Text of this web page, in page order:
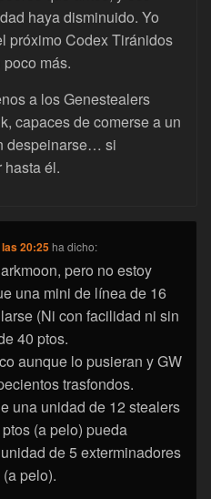
haya disminuido. Yo
próximo Codex Tiránidos
más.
a los Genestealers
capaces de comerse a un
despeinarse… si
él.
20:25 ha dicho:
pero no estoy
una mini de línea de 16
(Ni con facilidad ni sin
40 ptos.
aunque lo pusieran y GW
trasfondos.
una unidad de 12 stealers
(a pelo) pueda
de 5 exterminadores
pelo).